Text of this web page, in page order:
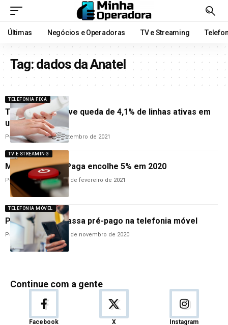
Últimas Negócios e Operadoras TV e Streaming
Tag:dados da Anatel
TELEFONIA FIXA
Telefonia fixa teve queda de 4,1% de linhas ativas em
um ano
PorCleane Lima7 de dezembro de 2021
TV E STREAMING
Mercado da TV Paga encolhe 5% em 2020
Por Hemerson Brandão2 de fevereiro de 2021
TELEFONIA MÓVEL
Pós-pago ultrapassa pré-pago na telefonia móvel
Por Hemerson Brandão 3 de novembro de 2020
Continue com a gente
Facebook X Instagram